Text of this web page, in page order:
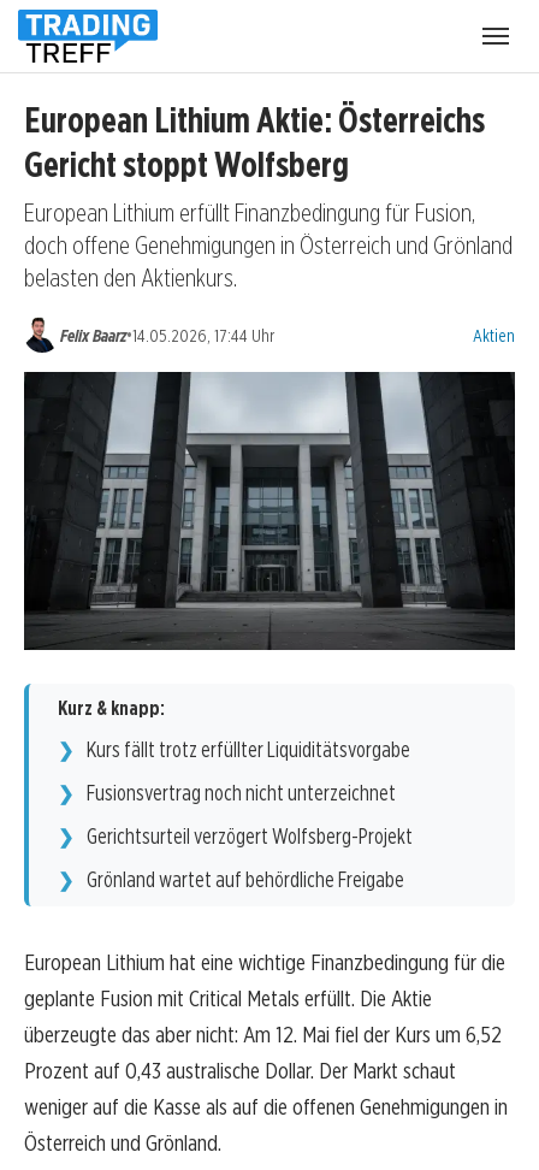
European Lithium Aktie: Österreichs
Gericht stoppt Wolfsberg
European Lithium erfüllt Finanzbedingung für Fusion,
doch offene Genehmigungen in Österreich und Grönland
belasten den Aktienkurs.
Felix Baarz•14.05.2026, 17:44 Uhr Aktien
Kurz & knapp:
Kurs fällt trotz erfüllter Liquiditätsvorgabe
Fusionsvertrag noch nicht unterzeichnet
Gerichtsurteil verzögert Wolfsberg-Projekt
Grönland wartet auf behördliche Freigabe
European Lithium hat eine wichtige Finanzbedingung für die
geplante Fusion mit Critical Metals erfüllt. Die Aktie
überzeugte das aber nicht: Am 12. Mai fiel der Kurs um 6,52
Prozent auf 0,43 australische Dollar. Der Markt schaut
weniger auf die Kasse als auf die offenen Genehmigungen in
Österreich und Grönland.